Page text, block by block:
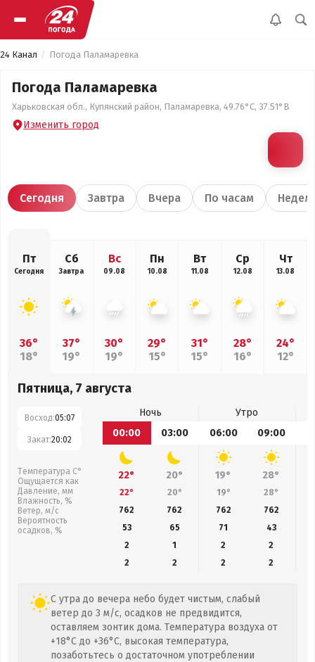
24 Канал Погода Паламаревка
Погода Паламаревка
Харьковская обл., Купянский район, Паламаревка, 49.76°С, 37.51°В
Изменить город
Сегодня Завтра Вчера По часам
Пт
Сегодня
36°
18°
Сб
Завтра
37°
19°
Вс
09.08
30°
19°
Пн
10.08
29°
15°
Вт
11.08
31°
15°
Ср
12.08
28°
16°
Чт
13.08
24°
12°
Пятница, 7 августа
Восход:05:07
Закат:20:02
Температура С°
Ощущается как
Давление, мм
Влажность, %
Ветер, м/с
Вероятность
осадков, %
Ночь
Утро
00:00
03:00 06:00 09:00
22° 20° 19° 28°
22° 20° 19° 28°
762
762 762 762
53
65 71 43
2
1 2
2
2
2 2 2
С утра до вечера небо будет чистым, слабый
ветер до 3 м/с, осадков не предвидится,
оставляем зонтик дома. Температура воздуха от
+18°C до +36°C, высокая температура,
позаботьтесь о достаточном употреблении